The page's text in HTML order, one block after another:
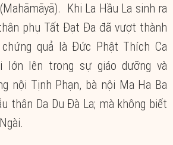
Khi La Hầu La sinh ra
phụ Tất Đạt Đa đã vượt thành
quả là Đức Phật Thích Ca
lớn lên trong sự giáo dưỡng và
nội Tịnh Phạn, bà nội Ma Ha Ba
thân Da Du Đà La; mà không biết